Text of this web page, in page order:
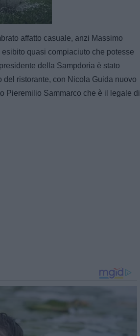
affatto casuale, anzi Massimo
quasi compiaciuto che potesse
della Sampdoria è stato
ristorante, con Nicola Guida nuovo
Pieremilio Sammarco che è il legale di